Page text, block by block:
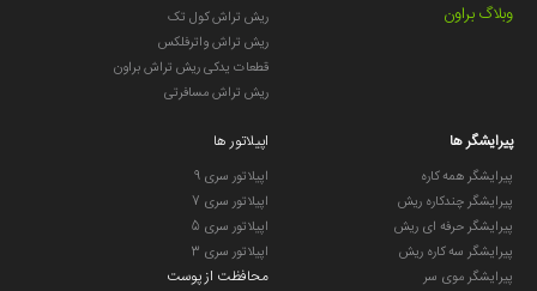
وبلاگ براون
ریش تراش کول تک
ریش تراش واترفلکس
قطعات یدکی ریش تراش براون
ریش تراش مسافرتی
پیرایشگر ها
پیرایشگر همه کاره
پیرایشگر چندکاره ریش
پیرایشگر حرفه ای ریش
پیرایشگر سه کاره ریش
پیرایشگر موی سر
اپیلاتور ها
اپیلاتور سری 9
اپیلاتور سری 7
اپیلاتور سری 5
اپیلاتور سری 3
محافظت از پوست